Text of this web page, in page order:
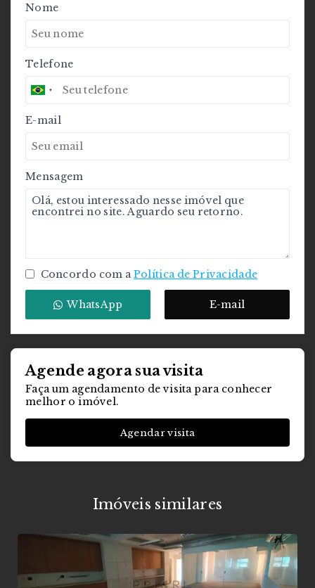
Nome
Telefone
E-mail
Mensagem
Concordo com a Política de Privacidade
WhatsApp E-mail
Agende agora sua visita
Faça um agendamento de visita para conhecer
melhor o imóvel.
Agendar visita
Imóveis similares